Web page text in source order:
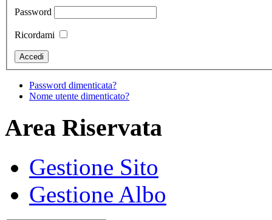
Password
Ricordami
Password dimenticata?
Nome utente dimenticato?
Area Riservata
Gestione Sito
Gestione Albo